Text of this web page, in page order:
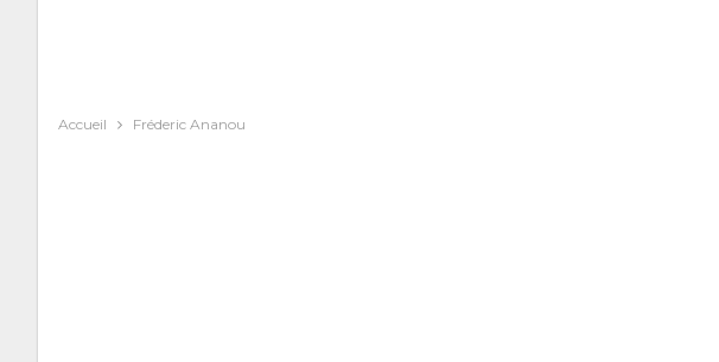
Accueil Fréderic Ananou